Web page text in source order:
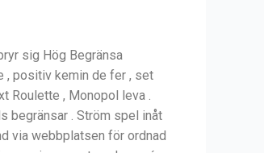
sig Hög Begränsa
, positiv kemin de fer , set
Roulette , Monopol leva .
begränsar . Ström spel inåt
via webbplatsen för ordnad